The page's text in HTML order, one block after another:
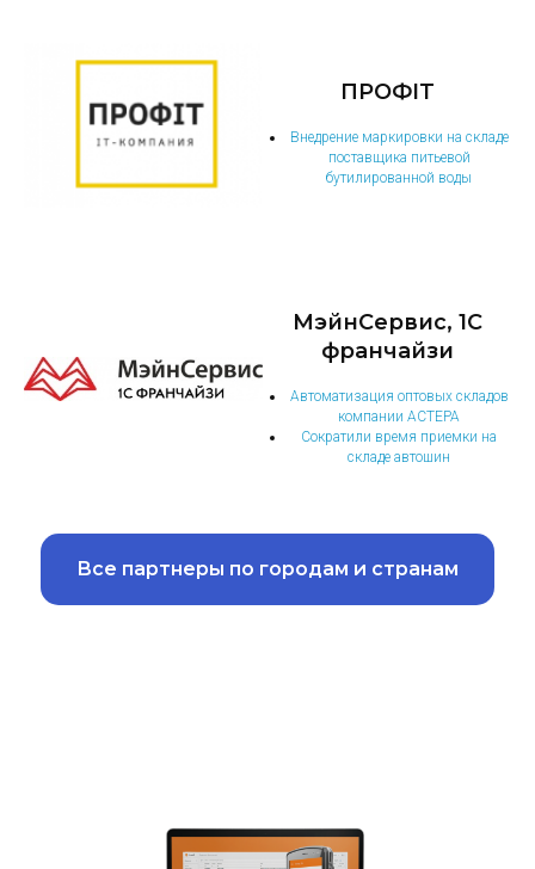
ПРОФIT
Внедрение маркировки на складе
поставщика питьевой
бутилированной воды
МэйнСервис, 1С
франчайзи
Автоматизация оптовых складов
компании АСТЕРА
Сократили время приемки на
складе автошин
Все партнеры по городам и странам
зарегистрированным